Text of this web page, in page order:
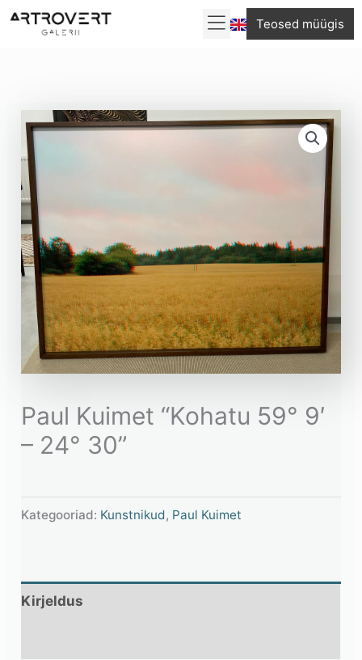
Skip
Teosed müügis
Paul Kuimet “Kohatu 59° 9′
– 24° 30”
Kategooriad: Kunstnikud, Paul Kuimet
Kirjeldus